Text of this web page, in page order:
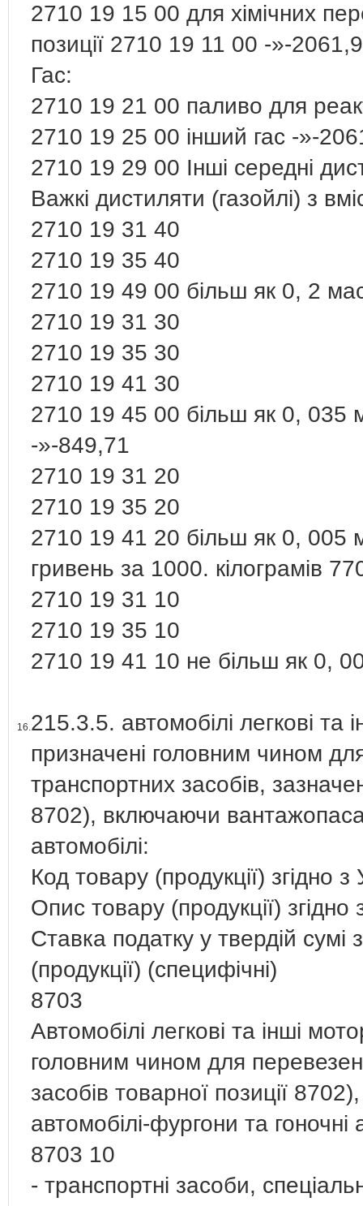
2710 19 15 00 для хімічних
позиції 2710 19 11 00 -»-
Гас:
2710 19 21 00 паливо для
2710 19 25 00 інший гас -»-
2710 19 29 00 Інші середні
Важкі дистиляти (газойлі) з
2710 19 31 40
2710 19 35 40
2710 19 49 00 більш як 0, 2
2710 19 31 30
2710 19 35 30
2710 19 41 30
2710 19 45 00 більш як 0, 035
-»-849,71
2710 19 31 20
2710 19 35 20
2710 19 41 20 більш як 0, 005
гривень за 1000. кілограмів
2710 19 31 10
2710 19 35 10
2710 19 41 10 не більш як 0,
16.215.3.5. автомобілі легкові та
призначені головним чином
транспортних засобів,
8702), включаючи
автомобілі:
Код товару (продукції) згідно
Опис товару (продукції)
Ставка податку у твердій сумі
(продукції) (специфічні)
8703
Автомобілі легкові та інші
головним чином для
засобів товарної позиції
автомобілі-фургони та гоночні
8703 10
- транспортні засоби,